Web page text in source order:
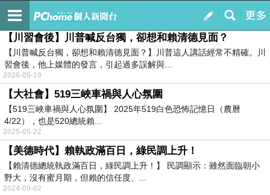
我的
訂閱
河光‧流音
【川習會後】川普喊反台獨，卻想和賴清德見面？
【川普喊反台獨，卻想和賴清德見面？】川普這人講話經常不精確。川
習會後，他上媒體的發言，引起過多誤解與...
2026-05-19
【大社會】519三峽車禍與人心氛圍
【519三峽車禍與人心氛圍】 2025年519白色恐怖記憶日（農曆
4/22），也是520總統賴...
2025-05-22
【美德時代】賴執政滿百日，綠民調上升！
【賴清德總統執政滿百日，綠民調上升！】 民調顯示：雖然面臨朝小
野大，沒有蜜月期，但賴的信任度、...
2024-09-02